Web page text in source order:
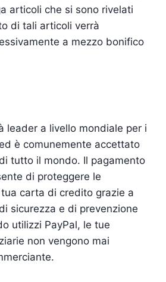
articoli che si sono rivelati
di tali articoli verrà
a mezzo bonifico
leader a livello mondiale per i
è comunemente accettato
tutto il mondo. Il pagamento
di proteggere le
carta di credito grazie a
sicurezza e di prevenzione
utilizzi PayPal, le tue
non vengono mai